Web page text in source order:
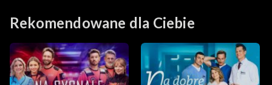
Rekomendowane dla Ciebie